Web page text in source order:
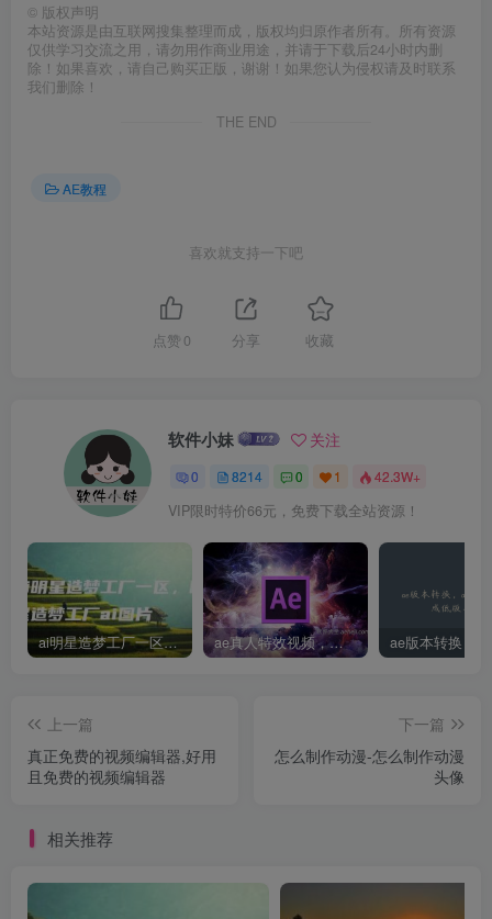
© 版权声明
本站资源是由互联网搜集整理而成，版权均归原作者所有。所有资源
仅供学习交流之用，请勿用作商业用途，并请于下载后24小时内删
除！如果喜欢，请自己购买正版，谢谢！如果您认为侵权请及时联系
我们删除！
THE END
AE教程
喜欢就支持一下吧
点赞 0 分享 收藏
软件小妹 关注
0 8214 0 1 42.3W+
VIP限时特价66元，免费下载全站资源！
ai明星造梦工厂一区，明星造梦工厂ai图片 ae真人特效视频，大学生第一次做ppt怎么做
上一篇
真正免费的视频编辑器,好用
且免费的视频编辑器
下一篇
怎么制作动漫-怎么制作动漫
头像
相关推荐